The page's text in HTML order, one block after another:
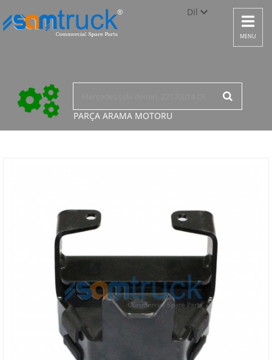
Dil
Türkçe
English
Toggle
MENU
PARÇA ARAMA MOTORU